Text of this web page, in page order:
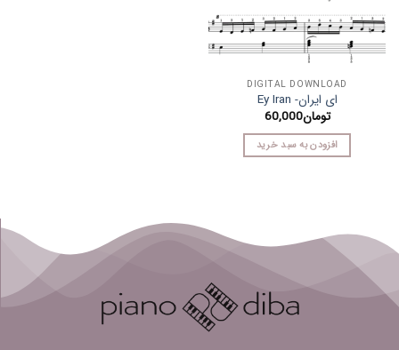
DIGITAL DOWNLOAD
ای ایران- Ey Iran
تومان60,000
افزودن به سبد خرید